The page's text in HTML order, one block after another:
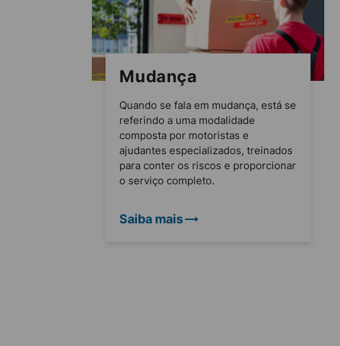
Mudança
Quando se fala em mudança, está se
referindo a uma modalidade
composta por motoristas e
ajudantes especializados, treinados
para conter os riscos e proporcionar
o serviço completo.
Saiba mais